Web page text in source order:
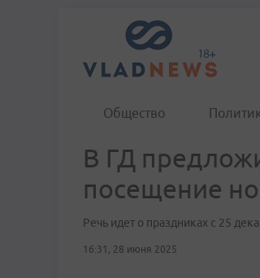
Общество
В ГД
посещение
Речь идет о праздниках с 25
16:31, 28 июня 2025